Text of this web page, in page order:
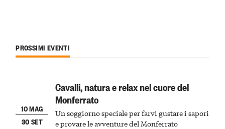
PROSSIMI EVENTI
10 MAG
30 SET
Cavalli, natura e relax nel cuore del
Monferrato
Un soggiorno speciale per farvi gustare i sapori
e provare le avventure del Monferrato